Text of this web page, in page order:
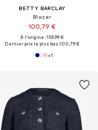
BETTY BARCLAY
Blazer
100,79 €
À l'origine : 159,99 €
Dernier prix le plus bas :100,79 €
+1